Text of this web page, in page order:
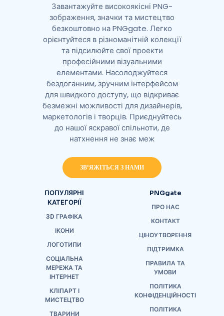
Завантажуйте високоякісні PNG-
зображення, значки та мистецтво
безкоштовно на PNGgate. Легко
орієнтуйтеся в різноманітній колекції
та підсилюйте свої проекти
професійними візуальними
елементами. Насолоджуйтеся
бездоганним, зручним інтерфейсом
для швидкого доступу, що відкриває
безмежні можливості для дизайнерів,
маркетологів і творців. Приєднуйтесь
до нашої яскравої спільноти, де
натхнення не знає меж
ЗВ'ЯЖІТЬСЯ З НАМИ
ПОПУЛЯРНІ
КАТЕГОРІЇ
3D ГРАФІКА
ІКОНИ
ЛОГОТИПИ
СОЦІАЛЬНА
МЕРЕЖА ТА
ІНТЕРНЕТ
КЛІПАРТ І
МИСТЕЦТВО
ТВАРИНИ
PNGgate
ПРО НАС
КОНТАКТ
ЦІНОУТВОРЕННЯ
ПІДТРИМКА
ПРАВИЛА ТА
УМОВИ
ПОЛІТИКА
КОНФІДЕНЦІЙНОСТІ
ПОЛІТИКА